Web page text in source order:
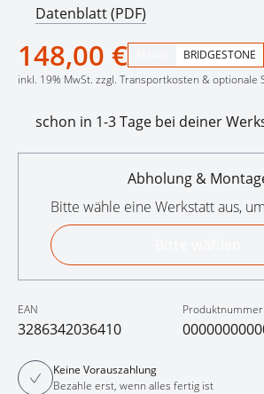
Datenblatt (PDF)
148,00 €
BRIDGESTONE
inkl. 19% MwSt. zzgl. Transportkosten & optionale
schon in 1-3 Tage bei deiner
Abholung &
Bitte wähle eine Werkstatt aus,
EAN
3286342036410
Produktnummer
Keine Vorauszahlung
Bezahle erst, wenn alles fertig ist